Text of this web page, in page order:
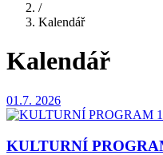
/
Kalendář
Kalendář
01.7. 2026
KULTURNÍ